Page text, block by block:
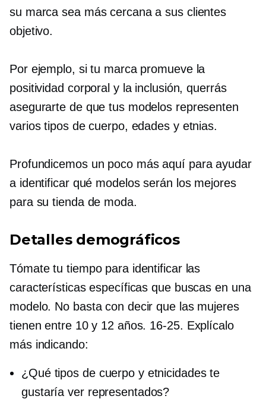
su marca sea más cercana a sus clientes
objetivo.
Por ejemplo, si tu marca promueve la
positividad corporal y la inclusión, querrás
asegurarte de que tus modelos representen
varios tipos de cuerpo, edades y etnias.
Profundicemos un poco más aquí para ayudar
a identificar qué modelos serán los mejores
para su tienda de moda.
Detalles demográficos
Tómate tu tiempo para identificar las
características específicas que buscas en una
modelo. No basta con decir que las mujeres
tienen entre 10 y 12 años. 16-25. Explícalo
más indicando:
¿Qué tipos de cuerpo y etnicidades te
gustaría ver representados?